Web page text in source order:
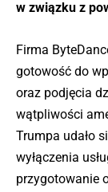
w związku z
Firma
gotowość do
oraz podjęcia
wątpliwości
Trumpa udało
wyłączenia
przygotowanie